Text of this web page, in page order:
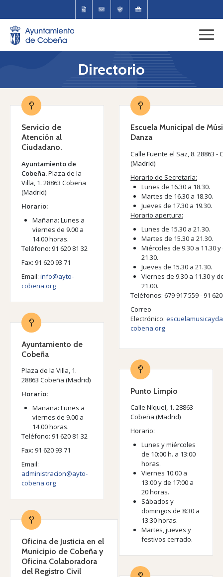
Directorio
Servicio de
Atención al
Ciudadano.
Ayuntamiento de
Cobeña.Plaza de la
Villa, 1. 28863 Cobeña
(Madrid)
Horario:
Mañana: Lunes a
viernes de 9.00 a
14.00 horas.
Teléfono: 91 620 81 32
Fax: 91 620 93 71
Email: info@ayto-
cobena.org
Ayuntamiento de
Cobeña
Plaza de la Villa, 1.
28863 Cobeña (Madrid)
Horario:
Mañana: Lunes a
viernes de 9.00 a
14.00 horas.
Teléfono: 91 620 81 32
Fax: 91 620 93 71
Email:
administracion@ayto-
cobena.org
Oficina de Justicia en el
Municipio de Cobeña y
Oficina Colaboradora
del Registro Civil
Escuela Municipal de
Danza
Calle Fuente el Saz, 8. 28863 -
(Madrid)
Horario de Secretaría:
Lunes de 16.30 a 18.30.
Martes de 16.30 a 18.30.
Jueves de 17.30 a 19.30.
Horario apertura:
Lunes de 15.30 a 21.30.
Martes de 15.30 a 21.30.
Miércoles de 9.30 a 11.30 y
21.30.
Jueves de 15.30 a 21.30.
Viernes de 9.30 a 11.30 y
21.00.
Teléfonos: 679 917 559 - 91
Correo
Electrónico:
cobena.org
Punto Limpio
Calle Níquel, 1. 28863 -
Cobeña (Madrid)
Horario:
Lunes y miércoles
de 10:00 h. a 13:00
horas.
Viernes 10:00 a
13:00 y de 17:00 a
20 horas.
Sábados y
domingos de 8:30 a
13:30 horas.
Martes, jueves y
festivos cerrado.